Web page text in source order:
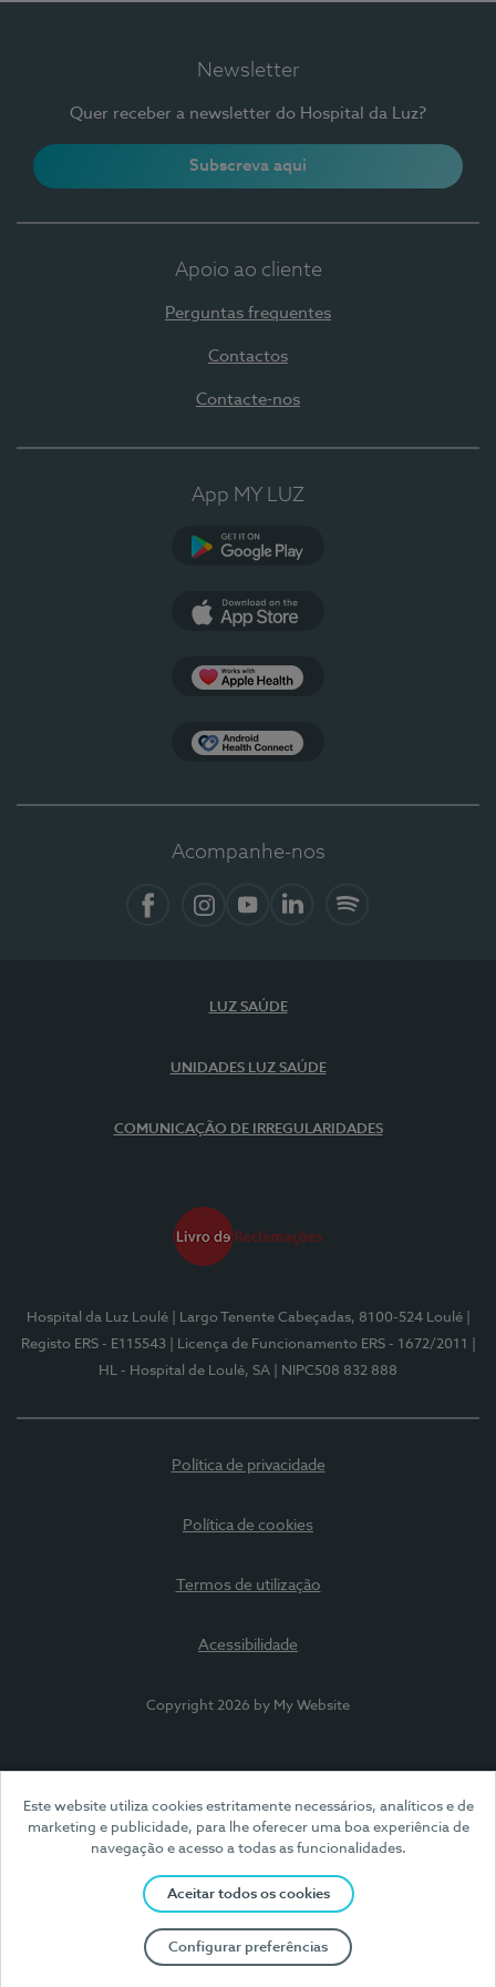
Este website utiliza cookies estritamente necessários, analíticos e de
marketing e publicidade, para lhe oferecer uma boa experiência de
navegação e acesso a todas as funcionalidades.
Aceitar todos os cookies
Configurar preferências
Newsletter
Quer receber a newsletter do Hospital da Luz?
Subscreva aqui
Apoio ao cliente
Perguntas frequentes
Contactos
Contacte-nos
App MY LUZ
Acompanhe-nos
LUZ SAÚDE
UNIDADES LUZ SAÚDE
COMUNICAÇÃO DE IRREGULARIDADES
Hospital da Luz Loulé | Largo Tenente Cabeçadas, 8100-524 Loulé
Registo ERS - E115543
| Licença de Funcionamento ERS - 1672/2011
HL - Hospital de Loulé, SA
| NIPC508 832 888
Política de privacidade
Política de cookies
Termos de utilização
Acessibilidade
Copyright 2026 by My Website